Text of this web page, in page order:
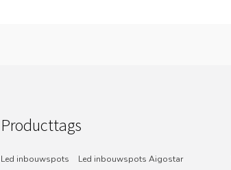
Producttags
Led inbouwspots
Led inbouwspots Aigostar